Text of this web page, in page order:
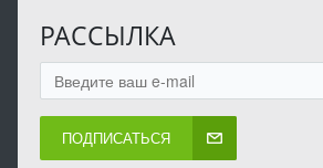
РАССЫЛКА
ПОДПИСАТЬСЯ